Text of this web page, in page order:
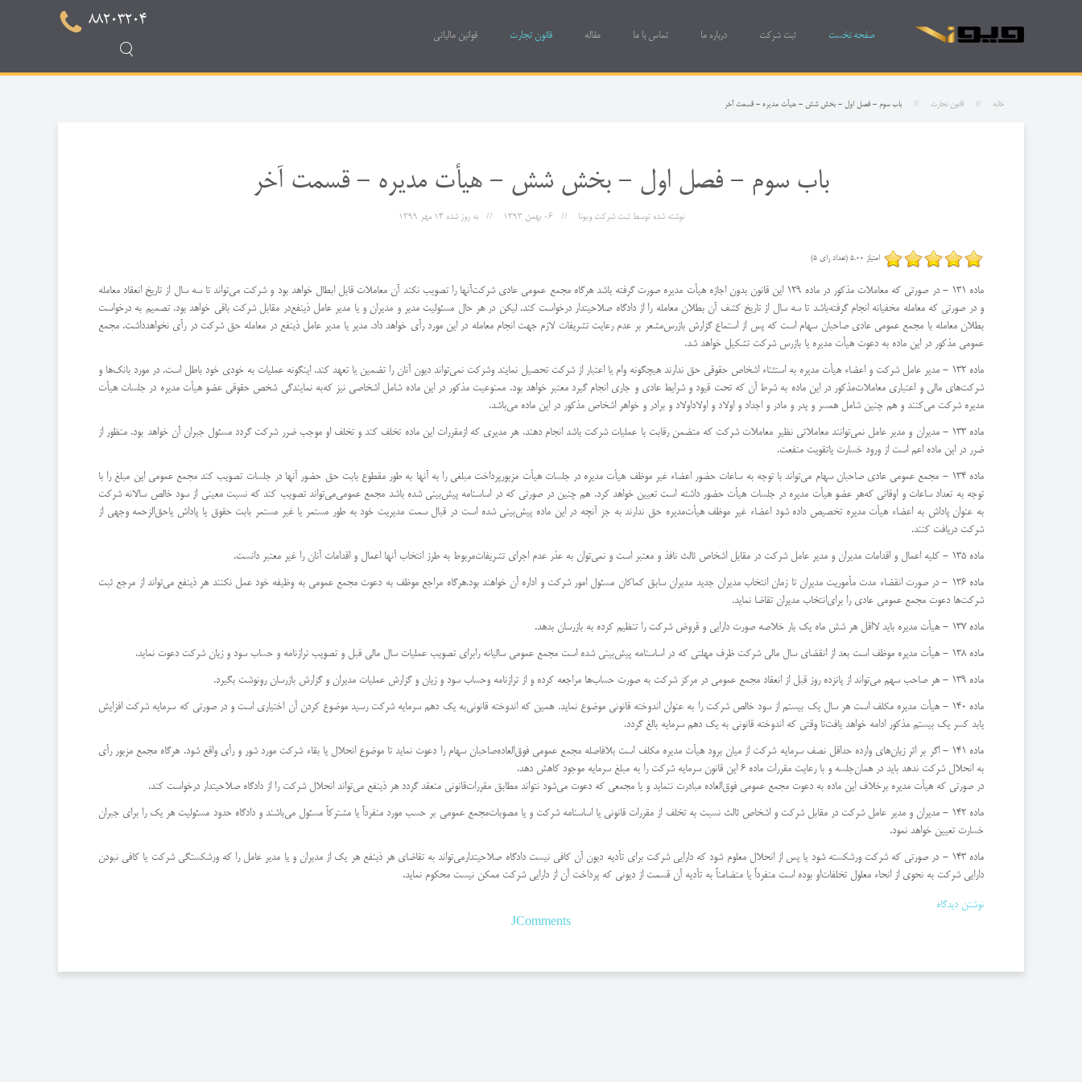
صفحه نخست ثبت شرکت درباره ما تماس با ما مقاله قانون تجارت قوانین مالیاتی
88203204
خانه قانون تجارت باب سوم - فصل اول - بخش شش - هیأت مدیره - قسمت آخر
باب سوم - فصل اول - بخش شش - هیأت مدیره - قسمت آخر
نوشته شده توسطثبت شرکت ویونا 06 بهمن 1393 به روز شده 14 مهر 1399
امتیاز 5.00 (تعداد رای 5)
ماده 131 - در صورتی كه معاملات مذكور در ماده 129 این قانون بدون اجازه هیأت مدیره صورت گرفته باشد هرگاه مجمع عمومی عادی شركت‌آنها را تصویب نكند آن معاملات قابل ابطال خواهد بود و شركت می‌تواند تا سه سال از تاریخ انعقاد معامله
و در صورتی كه معامله مخفیانه انجام گرفته‌باشد تا سه سال از تاریخ كشف آن بطلان معامله را از دادگاه صلاحیتدار درخواست كند. لیكن در هر حال مسئولیت مدیر و مدیران و یا مدیر عامل ذینفع‌در مقابل شركت باقی خواهد بود. تصمیم به درخواست
بطلان معامله با مجمع عمومی عادی صاحبان سهام است كه پس از استماع گزارش بازرس‌مشعر بر عدم رعایت تشریفات لازم جهت انجام معامله در این مورد رأی خواهد داد. مدیر یا مدیر عامل ذینفع در معامله حق شركت در رأی نخواهد‌داشت. مجمع
عمومی مذكور در این ماده به دعوت هیأت مدیره یا بازرس شركت تشكیل خواهد شد.
ماده 132 - مدیر عامل شركت و اعضاء هیأت مدیره به استثناء اشخاص حقوقی حق ندارند هیچگونه وام یا اعتبار از شركت تحصیل نمایند و‌شركت نمی‌تواند دیون آنان را تضمین یا تعهد كند. اینگونه عملیات به خودی خود باطل است. در مورد بانك‌ها و
شركت‌های مالی و اعتباری معاملات‌مذكور در این ماده به شرط آن كه تحت قیود و شرایط عادی و جاری انجام گیرد معتبر خواهد بود. ممنوعیت مذكور در این ماده شامل اشخاصی نیز كه‌به نمایندگی شخص حقوقی عضو هیأت مدیره در جلسات هیأت
مدیره شركت می‌كنند و هم چنین شامل همسر و پدر و مادر و اجداد و اولاد و اولاد‌اولاد و برادر و خواهر اشخاص مذكور در این ماده می‌باشد.
ماده 133 - مدیران و مدیر عامل نمی‌توانند معاملاتی نظیر معاملات شركت كه متضمن رقابت با عملیات شركت باشد انجام دهند. هر مدیری كه از‌مقررات این ماده تخلف كند و تخلف او موجب ضرر شركت گردد مسئول جبران آن خواهد بود. منظور از
ضرر در این ماده اعم است از ورود خسارت یا‌تقویت منفعت.
ماده 134 - مجمع عمومی عادی صاحبان سهام می‌تواند با توجه به ساعات حضور اعضاء غیر موظف هیأت مدیره در جلسات هیأت مزبور‌پرداخت مبلغی را به آنها به طور مقطوع بابت حق حضور آنها در جلسات تصویب كند مجمع عمومی این مبلغ را با
توجه به تعداد ساعات و اوقاتی كه‌هر عضو هیأت مدیره در جلسات هیأت حضور داشته است تعیین خواهد كرد. هم چنین در صورتی كه در اساسنامه پیش‌بینی شده باشد مجمع عمومی‌می‌تواند تصویب كند كه نسبت معینی از سود خالص سالانه شركت
به عنوان پاداش به اعضاء هیأت مدیره تخصیص داده شود اعضاء غیر موظف هیأت‌مدیره حق ندارند به جز آنچه در این ماده پیش‌بینی شده است در قبال سمت مدیریت خود به طور مستمر یا غیر مستمر بابت حقوق یا پاداش یا‌حق‌الزحمه وجهی از
شركت دریافت كنند.
ماده 135 - كلیه اعمال و اقدامات مدیران و مدیر عامل شركت در مقابل اشخاص ثالث نافذ و معتبر است و نمی‌توان به عذر عدم اجرای تشریفات‌مربوط به طرز انتخاب آنها اعمال و اقدامات آنان را غیر معتبر دانست.
ماده 136 - در صورت انقضاء مدت مأموریت مدیران تا زمان انتخاب مدیران جدید مدیران سابق كماكان مسئول امور شركت و اداره آن خواهند بود.‌هرگاه مراجع موظف به دعوت مجمع عمومی به وظیفه خود عمل نكنند هر ذینفع می‌تواند از مرجع ثبت
شركت‌ها دعوت مجمع عمومی عادی را برای‌انتخاب مدیران تقاضا نماید.
ماده 137 - هیأت مدیره باید لااقل هر شش ماه یك بار خلاصه صورت دارایی و قروض شركت را تنظیم كرده به بازرسان بدهد.
ماده 138 - هیأت مدیره موظف است بعد از انقضای سال مالی شركت ظرف مهلتی كه در اساسنامه پیش‌بینی شده است مجمع عمومی سالیانه را‌برای تصویب عملیات سال مالی قبل و تصویب ترازنامه و حساب سود و زیان شركت دعوت نماید.
ماده 139 - هر صاحب سهم می‌تواند از پانزده روز قبل از انعقاد مجمع عمومی در مركز شركت به صورت حساب‌ها مراجعه كرده و از ترازنامه و‌حساب سود و زیان و گزارش عملیات مدیران و گزارش بازرسان رونوشت بگیرد.
ماده 140 - هیأت مدیره مكلف است هر سال یك بیستم از سود خالص شركت را به عنوان اندوخته قانونی موضوع نماید. همین كه اندوخته قانونی‌به یك دهم سرمایه شركت رسید موضوع كردن آن اختیاری است و در صورتی كه سرمایه شركت افزایش
یابد كسر یك بیستم مذكور ادامه خواهد یافت‌تا وقتی كه اندوخته قانونی به یك دهم سرمایه بالغ گردد.
ماده 141 - اگر بر اثر زیان‌های وارده حداقل نصف سرمایه شركت از میان برود هیأت مدیره مكلف است بلافاصله مجمع عمومی فوق‌العاده‌صاحبان سهام را دعوت نماید تا موضوع انحلال یا بقاء شركت مورد شور و رأی واقع شود. هرگاه مجمع مزبور رأی
به انحلال شركت ندهد باید در همان‌جلسه و با رعایت مقررات ماده 6 این قانون سرمایه شركت را به مبلغ سرمایه موجود كاهش دهد.
‌در صورتی كه هیأت مدیره برخلاف این ماده به دعوت مجمع عمومی فوق‌العاده مبادرت ننماید و یا مجمعی كه دعوت می‌شود نتواند مطابق مقررات‌قانونی منعقد گردد هر ذینفع می‌تواند انحلال شركت را از دادگاه صلاحیتدار درخواست كند.
ماده 142 - مدیران و مدیر عامل شركت در مقابل شركت و اشخاص ثالث نسبت به تخلف از مقررات قانونی یا اساسنامه شركت و یا مصوبات‌مجمع عمومی بر حسب مورد منفرداً یا مشتركاً مسئول می‌باشند و دادگاه حدود مسئولیت هر یك را برای جبران
خسارت تعیین خواهد نمود.
ماده 143 - در صورتی كه شركت ورشكسته شود یا پس از انحلال معلوم شود كه دارایی شركت برای تأدیه دیون آن كافی نیست دادگاه صلاحیتدار‌می‌تواند به تقاضای هر ذینفع هر یك از مدیران و یا مدیر عامل را كه ورشكستگی شركت یا كافی نبودن
دارایی شركت به نحوی از انحاء معلول تخلفات‌او بوده است منفرداً یا متضامناً به تأدیه آن قسمت از دیونی كه پرداخت آن از دارایی شركت ممكن نیست محكوم نماید.
نوشتن دیدگاه
JComments